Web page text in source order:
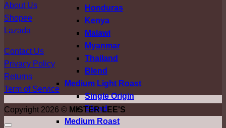
Honduras
Kenya
Malawi
Myanmar
Thailand
Blend
Medium Light Roast
Single Origin
Blend
Medium Roast
About Us
Shopee
Lazada
Contact Us
Privacy Policy
Returns
Term of Service
Copyright 2026 © MISTER LEE'S